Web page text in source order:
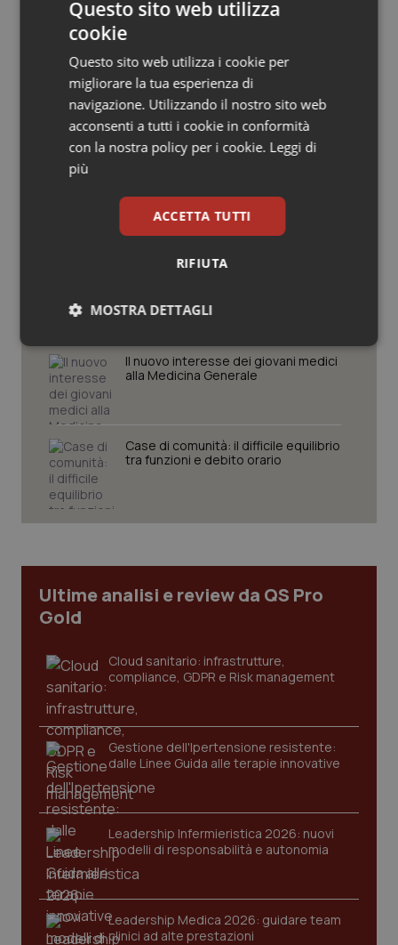
Salute orale & impianti
Sangue & coagulazione
Tiroide
Tumore al seno
Tumore ovarico
Tumori gastrointestinali
Ulcera & Reflusso
Vaccini
Potrebbe interessarti in
Lettere al direttore
avvelenati del neocorporativismo
Il nuovo interesse dei giovani medici
alla Medicina Generale
Case di comunità: il difficile equilibrio
tra funzioni e debito orario
Ultime analisi e review da QS Pro
Gold
Cloud sanitario: infrastrutture,
compliance, GDPR e Risk management
Gestione dell'Ipertensione resistente:
dalle Linee Guida alle terapie innovative
Leadership Infermieristica 2026: nuovi
modelli di responsabilità e autonomia
Leadership Medica 2026: guidare team
clinici ad alte prestazioni
Questo sito web utilizza
cookie
Questo sito web utilizza i cookie per
migliorare la tua esperienza di
navigazione. Utilizzando il nostro sito web
acconsenti a tutti i cookie in conformità
con la nostra policy per i cookie. Leggi di
più
ACCETTA TUTTI
RIFIUTA
MOSTRA DETTAGLI
Necessari Statistici Marketing
I cookie necessari contribuiscono a rendere fruibile il
Nome
Fornitore/Dominio
CookieScriptConsent
CookieScript
www.quotidianosanita.it